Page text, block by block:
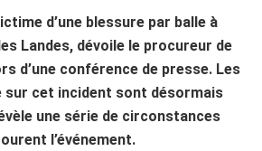
d’une blessure par balle à
Landes, dévoile le procureur de
d’une conférence de presse. Les
sur cet incident sont désormais
une série de circonstances
l’événement.